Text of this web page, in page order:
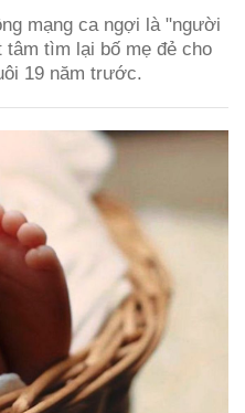
mạng ca ngợi là "người
tìm lại bố mẹ đẻ cho
19 năm trước.